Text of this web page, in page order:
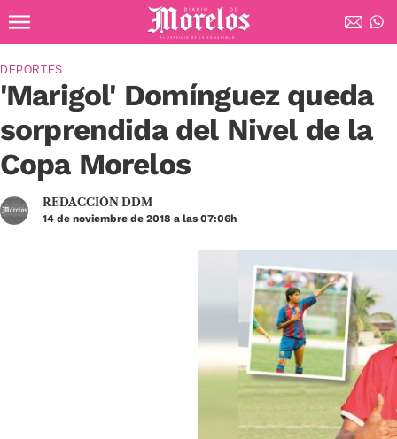
Diario de Morelos
'Marigol' Domínguez queda
sorprendida del Nivel de la
Copa Morelos
DEPORTES
REDACCIÓN DDM
14 de noviembre de 2018 a las 07:06h